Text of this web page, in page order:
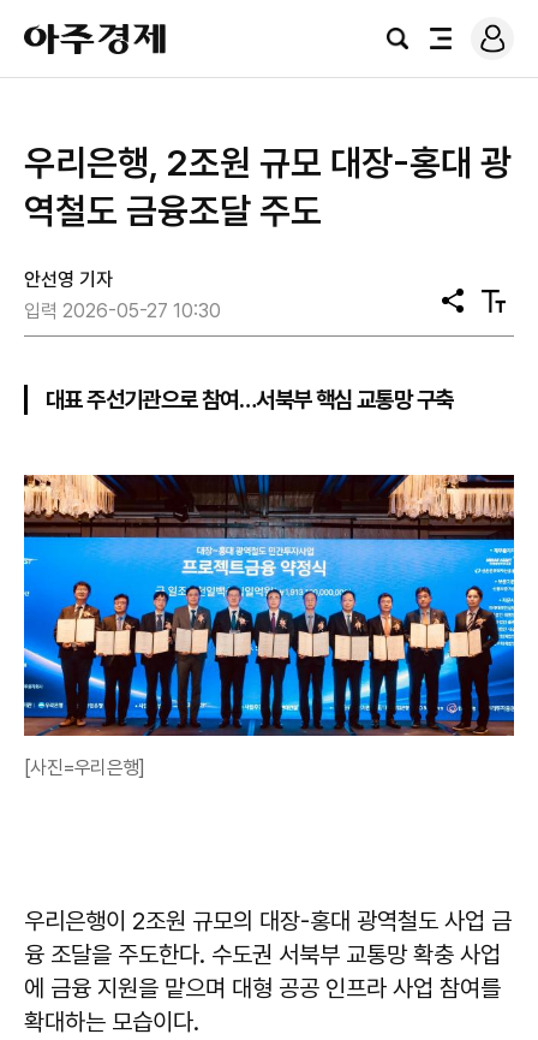
아
주
경
검
전
로
그
우리은행, 2조원 규모 대장-홍대 광
역철도 금융조달 주도
안선영 기자
입력 2026-05-27 10:30
공
유
텍
스
대표 주선기관으로 참여…서북부 핵심 교통망 구축
[사진=우리은행]
우리은행이 2조원 규모의 대장-홍대 광역철도 사업 금
융 조달을 주도한다. 수도권 서북부 교통망 확충 사업
에 금융 지원을 맡으며 대형 공공 인프라 사업 참여를
확대하는 모습이다.